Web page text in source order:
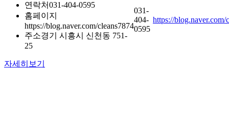
연락처031-404-0595
홈페이지
https://blog.naver.com/cleans7874
주소경기 시흥시 신천동 751-
25
자세히보기
031-
404-
0595
https://blog.naver.com/